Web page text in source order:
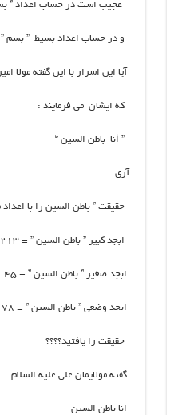
عجیب است در حساب اعداد ”
و در حساب اعداد بسیط ” بسم
آیا این اسرار با این گفته مولا
که ایشان می فرمایند :
” أنا باطن السین “
آری
حقیقت ” باطن السین را با اعداد
ابجد کبیر ” باطن السین ” = ۲۱۳ = ابجد ” زهرا”
ابجد صغیر ” باطن السین ” = ۴۵ = ابجد وضعی ” فاطمه “
ابجد وضعی ” باطن السین ” = ۷۸ = ابجد وضعی ” فاطمه زهرا “
حقیقت را یافتید؟؟؟؟
گفته مولایمان علی علیه
انا باطن السین